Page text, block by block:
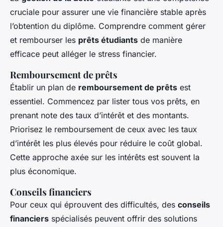
cruciale pour assurer une vie financière stable après
l’obtention du diplôme. Comprendre comment gérer
et rembourser les prêts étudiants de manière
efficace peut alléger le stress financier.
Remboursement de prêts
Établir un plan de remboursement de prêts est
essentiel. Commencez par lister tous vos prêts, en
prenant note des taux d’intérêt et des montants.
Priorisez le remboursement de ceux avec les taux
d’intérêt les plus élevés pour réduire le coût global.
Cette approche axée sur les intérêts est souvent la
plus économique.
Conseils financiers
Pour ceux qui éprouvent des difficultés, des conseils
financiers spécialisés peuvent offrir des solutions